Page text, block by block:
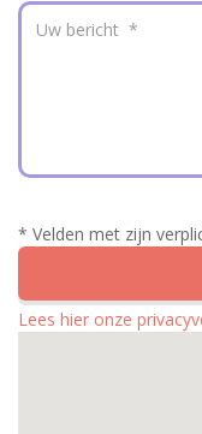
* Velden met zijn
Lees hier onze